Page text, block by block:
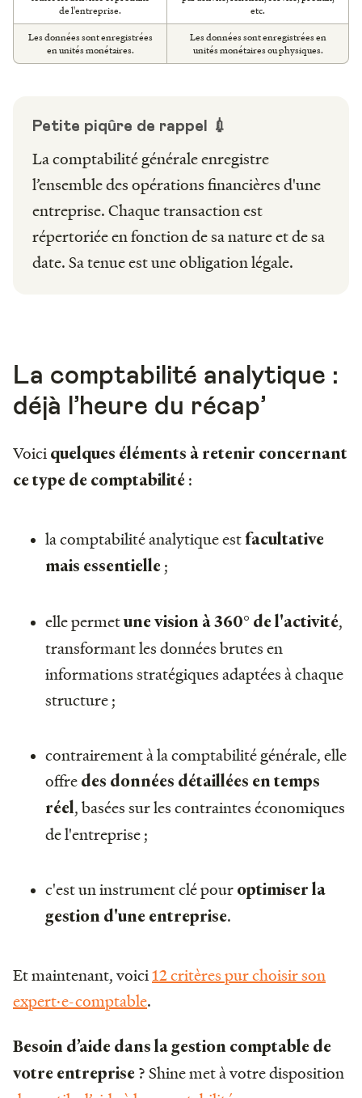
de l'entreprise.
etc.
Les données sont enregistrées
en unités monétaires.
Les données sont enregistrées en
unités monétaires ou physiques.
Petite piqûre de rappel 💉
La comptabilité générale enregistre
l’ensemble des opérations financières d'une
entreprise. Chaque transaction est
répertoriée en fonction de sa nature et de sa
date. Sa tenue est une obligation légale.
La comptabilité analytique :
déjà l’heure du récap’
Voici quelques éléments à retenir concernant
ce type de comptabilité :
la comptabilité analytique estfacultative
mais essentielle ;
elle permetune vision à 360° de l'activité,
transformant les données brutes en
informations stratégiques adaptées à chaque
structure ;
contrairement à la comptabilité générale, elle
offre des données détaillées en temps
réel, basées sur les contraintes économiques
de l'entreprise ;
c'est un instrument clé pour optimiser la
gestion d'une entreprise.
Et maintenant, voici12 critères pur choisir son
expert·e-comptable.
Besoin d’aide dans la gestion comptable de
votre entreprise ? Shine met à votre disposition